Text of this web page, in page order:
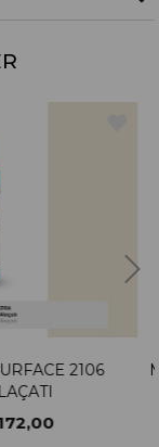
MULTİ